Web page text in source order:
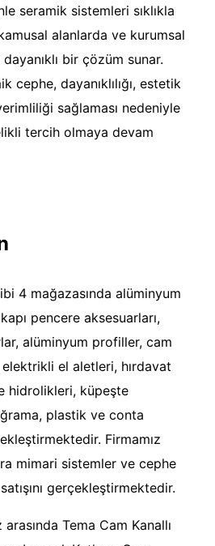
seramik sistemleri sıklıkla
alanlarda ve kurumsal
bir çözüm sunar.
cephe, dayanıklılığı, estetik
sağlaması nedeniyle
tercih olmaya devam
4 mağazasında alüminyum
pencere aksesuarları,
alüminyum profiller, cam
el aletleri, hırdavat
hidrolikleri, küpeşte
plastik ve conta
Firmamız
mimari sistemler ve cephe
gerçekleştirmektedir.
Tema Cam Kanallı